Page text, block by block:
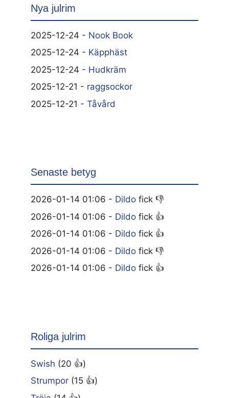
Nya julrim
2025-12-24 - Nook Book
2025-12-24 - Käpphäst
2025-12-24 - Hudkräm
2025-12-21 - raggsockor
2025-12-21 - Tåvård
Senaste betyg
2026-01-14 01:06 - Dildo fick 👎
2026-01-14 01:06 - Dildo fick 👍
2026-01-14 01:06 - Dildo fick 👍
2026-01-14 01:06 - Dildo fick 👎
2026-01-14 01:06 - Dildo fick 👍
Roliga julrim
Swish (20 👍)
Strumpor (15 👍)